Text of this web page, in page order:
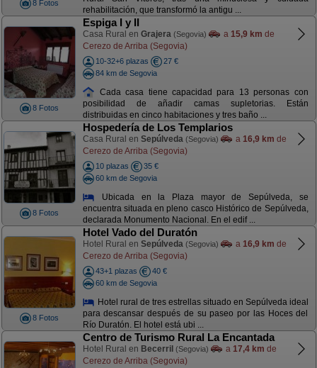
8 Fotos
rehabilitación, que transformó la antigu ...
8 Fotos
Espiga I y II
Casa Rural en Grajera (Segovia) a 15,9 km de
Cerezo de Arriba (Segovia)
10-32+6 plazas
27 €
84 km de Segovia
Cada casa tiene capacidad para 13 personas con
posibilidad de añadir camas supletorias. Están
distribuidas en cinco habitaciones y tres baño ...
8 Fotos
Hospedería de Los Templarios
Casa Rural en Sepúlveda (Segovia) a 16,9 km de
Cerezo de Arriba (Segovia)
10 plazas
35 €
60 km de Segovia
Ubicada en la Plaza mayor de Sepúlveda, se
encuentra situada en pleno casco Histórico de Sepúlveda,
declarada Monumento Nacional. En el edif ...
8 Fotos
Hotel Vado del Duratón
Hotel Rural en Sepúlveda (Segovia) a 16,9 km de
Cerezo de Arriba (Segovia)
43+1 plazas
40 €
60 km de Segovia
Hotel rural de tres estrellas situado en Sepúlveda ideal
para descansar después de su paseo por las Hoces del
Río Duratón. El hotel está ubi ...
Centro de Turismo Rural La Encantada
Hotel Rural en Becerril (Segovia) a 17,4 km de
Cerezo de Arriba (Segovia)